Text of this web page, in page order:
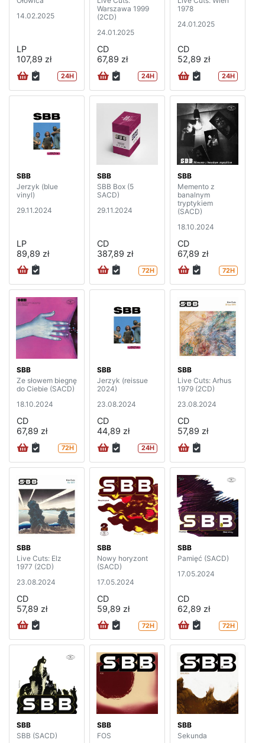
14.02.2025
LP
107,89 zł
24H
Warszawa 1999
(2CD)
24.01.2025
CD
67,89 zł
24H
1978
24.01.2025
CD
52,89 zł
24H
SBB
Jerzyk (blue
vinyl)
29.11.2024
LP
89,89 zł
SBB
SBB Box (5
SACD)
29.11.2024
CD
387,89 zł
72H
SBB
Memento z
banalnym
tryptykiem
(SACD)
18.10.2024
CD
67,89 zł
72H
SBB
Ze słowem biegnę
do Ciebie (SACD)
18.10.2024
CD
67,89 zł
72H
SBB
Jerzyk (reissue
2024)
23.08.2024
CD
44,89 zł
24H
SBB
Live Cuts: Arhus
1979 (2CD)
23.08.2024
CD
57,89 zł
SBB
Live Cuts: Elz
1977 (2CD)
23.08.2024
CD
57,89 zł
SBB
Nowy horyzont
(SACD)
17.05.2024
CD
59,89 zł
72H
SBB
Pamięć (SACD)
17.05.2024
CD
62,89 zł
72H
SBB
SBB (SACD)
SBB
FOS
SBB
Sekunda